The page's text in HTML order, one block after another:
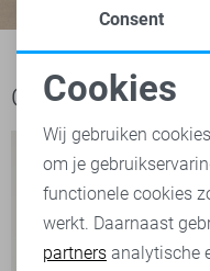
Ook het bekijken
Noodzakelijke
Personalisatie
Analytische
Consent
Cookies
Wij gebruiken
om je
functionele cookies
werkt. Daarnaast
partners analytische